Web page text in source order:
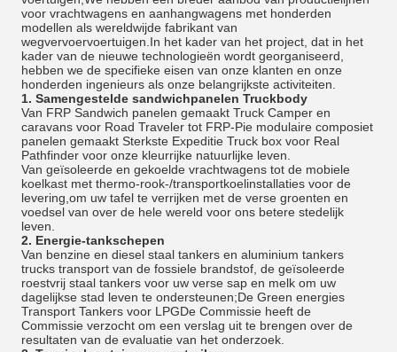
voor vrachtwagens en aanhangwagens met honderden
modellen als wereldwijde fabrikant van
wegvervoervoertuigen.In het kader van het project, dat in het
kader van de nieuwe technologieën wordt georganiseerd,
hebben we de specifieke eisen van onze klanten en onze
honderden ingenieurs als onze belangrijkste activiteiten.
1. Samengestelde sandwichpanelen Truckbody
Van FRP Sandwich panelen gemaakt Truck Camper en
caravans voor Road Traveler tot FRP-Pie modulaire composiet
panelen gemaakt Sterkste Expeditie Truck box voor Real
Pathfinder voor onze kleurrijke natuurlijke leven.
Van geïsoleerde en gekoelde vrachtwagens tot de mobiele
koelkast met thermo-rook-/transportkoelinstallaties voor de
levering,om uw tafel te verrijken met de verse groenten en
voedsel van over de hele wereld voor ons betere stedelijk
leven.
2. Energie-tankschepen
Van benzine en diesel staal tankers en aluminium tankers
trucks transport van de fossiele brandstof, de geïsoleerde
roestvrij staal tankers voor uw verse sap en melk om uw
dagelijkse stad leven te ondersteunen;De Green energies
Transport Tankers voor LPGDe Commissie heeft de
Commissie verzocht om een verslag uit te brengen over de
resultaten van de evaluatie van het onderzoek.